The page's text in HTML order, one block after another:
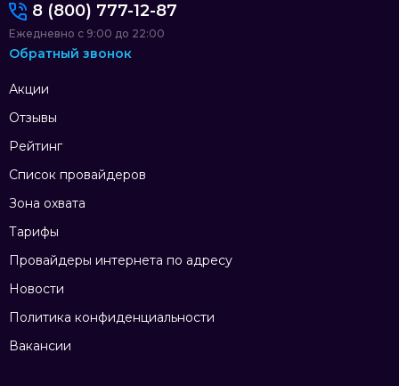
Акции
Отзывы
Рейтинг
Список провайдеров
Зона охвата
Тарифы
Провайдеры интернета по адресу
Новости
Политика конфиденциальности
Вакансии
8 (800) 777-12-87
Ежедневно с 9:00 до 22:00
Обратный звонок